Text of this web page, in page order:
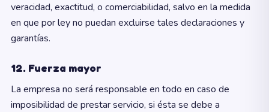
veracidad, exactitud, o comerciabilidad, salvo en la medida
en que por ley no puedan excluirse tales declaraciones y
garantías.
12. Fuerza mayor
La empresa no será responsable en todo en caso de
imposibilidad de prestar servicio, si ésta se debe a